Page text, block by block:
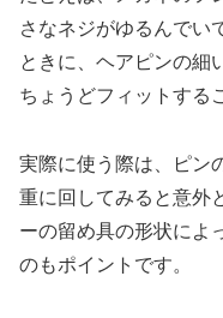
さなネジがゆるんで
ときに、ヘアピンの細
ちょうどフィットする
実際に使う際は、ピン
重に回してみると意外
ーの留め具の形状によ
のもポイントです。